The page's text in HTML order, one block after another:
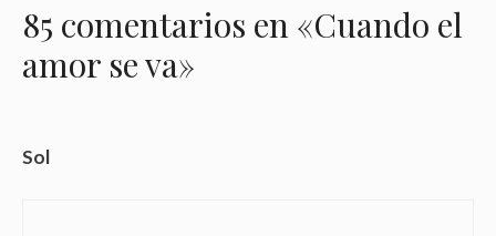
85 comentarios en «Cuando el
amor se va»
Sol